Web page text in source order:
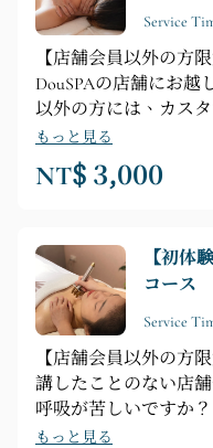
クニックで、お客様
す。 【70分妊婦スパ
のリラクゼーション
トレス解消マッサー
マッサージ ❸ 脚のマ
頭のマッサージ
Service
【店舗会員以外の方
DouSPAの店舗にお
以外の方には、カス
ージをご提供いたし
カウンセリング ► シ
セリング ► 全身の筋
もっと見る
NT$ 3,000
【初体
コース
Service
【店舗会員以外の方
講したことのない店
呼吸が苦しいですか
に役立ちます。🔸【
もっと見る